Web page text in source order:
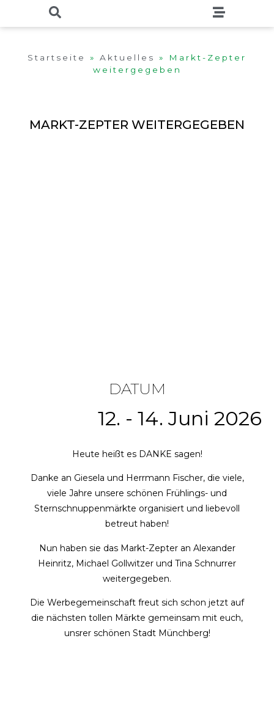
Startseite » Aktuelles »
Markt-Zepter
weitergegeben
MARKT-ZEPTER WEITERGEGEBEN
DATUM
12. - 14. Juni 2026
Heute heißt es DANKE sagen!
Danke an Giesela und Herrmann Fischer, die viele,
viele Jahre unsere schönen Frühlings- und
Sternschnuppenmärkte organisiert und liebevoll
betreut haben!
Nun haben sie das Markt-Zepter an Alexander
Heinritz, Michael Gollwitzer und Tina Schnurrer
weitergegeben.
Die Werbegemeinschaft freut sich schon jetzt auf
die nächsten tollen Märkte gemeinsam mit euch,
unsrer schönen Stadt Münchberg!